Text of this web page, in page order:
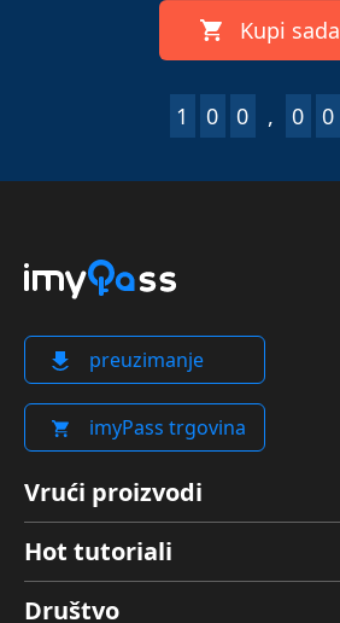
Kupi sada
1 0 0 , 0 0
preuzimanje
imyPass trgovina
Vrući proizvodi
Hot tutoriali
Društvo